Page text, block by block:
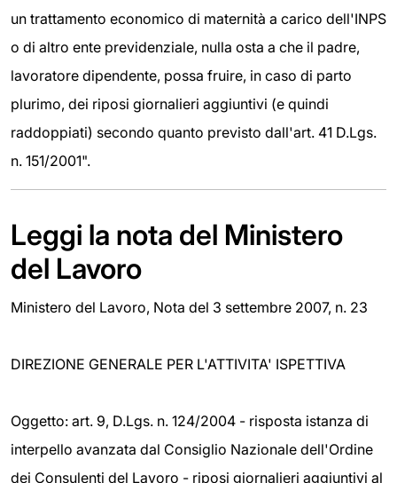
un trattamento economico di maternità a carico dell'INPS
o di altro ente previdenziale, nulla osta a che il padre,
lavoratore dipendente, possa fruire, in caso di parto
plurimo, dei riposi giornalieri aggiuntivi (e quindi
raddoppiati) secondo quanto previsto dall'art. 41 D.Lgs.
n. 151/2001".
Leggi la nota del Ministero
del Lavoro
Ministero del Lavoro, Nota del 3 settembre 2007, n. 23
DIREZIONE GENERALE PER L'ATTIVITA' ISPETTIVA
Oggetto: art. 9, D.Lgs. n. 124/2004 - risposta istanza di
interpello avanzata dal Consiglio Nazionale dell'Ordine
dei Consulenti del Lavoro - riposi giornalieri aggiuntivi al